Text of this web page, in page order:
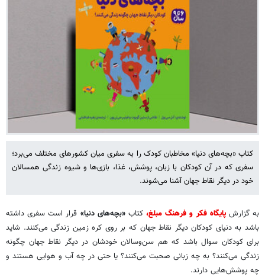
کتاب «بچه‌های دنیا» مخاطبان کودک را به سفری میان کشورهای مختلف می‌برد؛
سفری که در آن کودکان با زبان، پوشش، غذا، بازی‌ها و شیوه زندگی همسالان
خود در دیگر نقاط جهان آشنا می‌شوند.
به گزارشپایگاه فکر و فرهنگ مبلغ،کتاب«بچه‌های دنیا» قرار است سفری داشته
باشد به دنیای کودکان دیگر نقاط جهان که بر روی کره زمین زندگی می‌کنند. شاید
برای کودکان سوال باشد که هم سن‌وسالان خودشان در دیگر نقاط جهان چگونه
زندگی می‌کنند؟ به چه زبانی صحبت می‌کنند؟ یا حتی در چه آب و هوایی هستند و
چه پوشش‌هایی دارند.